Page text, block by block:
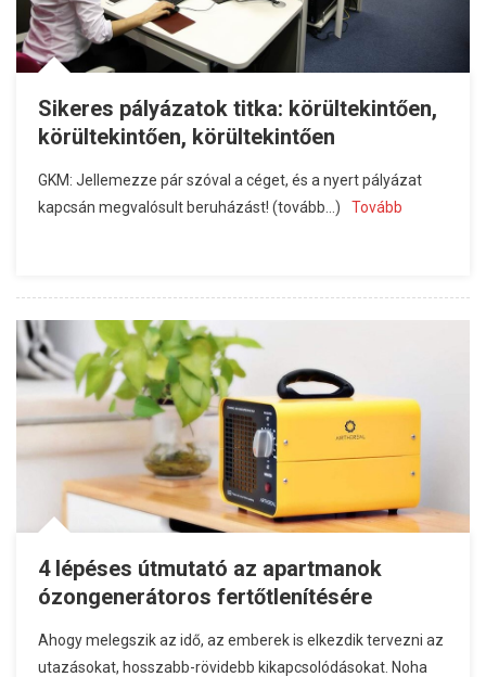
Sikeres pályázatok titka: körültekintően,
körültekintően, körültekintően
GKM: Jellemezze pár szóval a céget, és a nyert pályázat
kapcsán megvalósult beruházást! (tovább…)
Tovább
4 lépéses útmutató az apartmanok
ózongenerátoros fertőtlenítésére
Ahogy melegszik az idő, az emberek is elkezdik tervezni az
utazásokat, hosszabb-rövidebb kikapcsolódásokat. Noha